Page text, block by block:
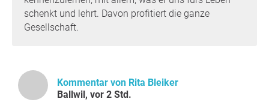
schenkt und lehrt. Davon profitiert die ganze
Gesellschaft.
Kommentar von Rita Bleiker
Ballwil, vor 2 Std.